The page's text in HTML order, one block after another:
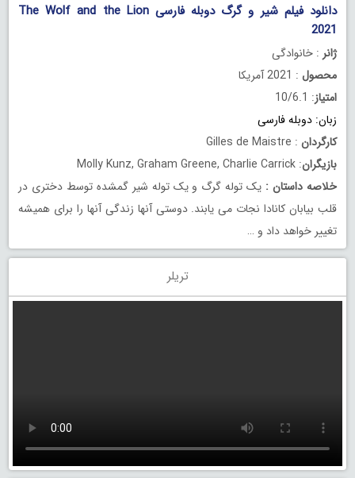
دانلود فیلم شیر و گرگ دوبله فارسی The Wolf and the Lion
2021
ژانر : خانوادگی
محصول : 2021 آمریکا
امتیاز: 10/6.1
زبان:دوبله فارسی
کارگردان : Gilles de Maistre
بازیگران: Molly Kunz, Graham Greene, Charlie Carrick
خلاصه داستان : یک توله گرگ و یک توله شیر گمشده توسط دختری در
قلب بیابان کانادا نجات می یابند. دوستی آنها زندگی آنها را برای همیشه
تغییر خواهد داد و …
تریلر